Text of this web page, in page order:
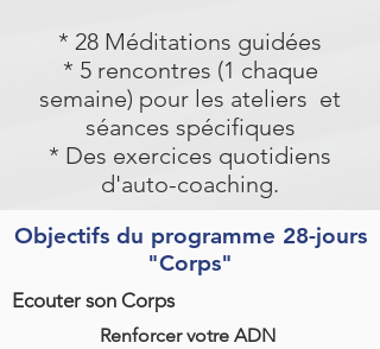
* 28 Méditations guidées
* 5 rencontres (1 chaque
semaine) pour les ateliers et
séances spécifiques
* Des exercices quotidiens
d'auto-coaching.
Objectifs du programme 28-jours
"Corps"
Ecouter son Corps
Renforcer votre ADN